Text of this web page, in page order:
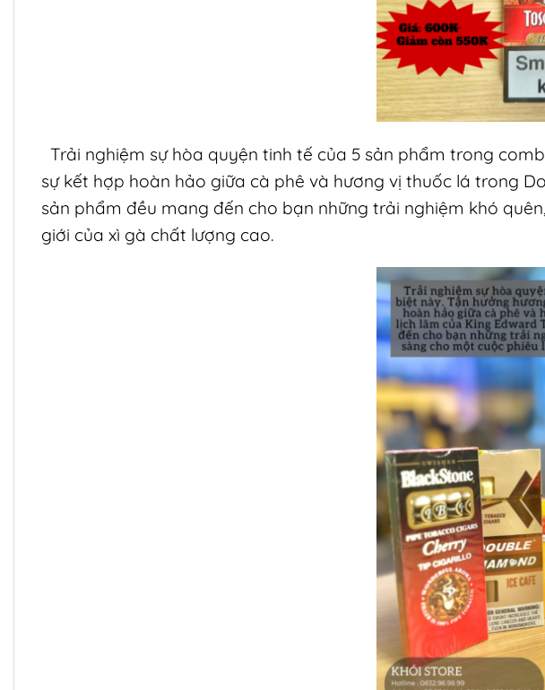
Trải nghiệm sự hòa quyện tinh tế của 5 sản phẩm trong
sự kết hợp hoàn hảo giữa cà phê và hương vị thuốc lá trong
sản phẩm đều mang đến cho bạn những trải nghiệm khó
giới của xì gà chất lượng cao.